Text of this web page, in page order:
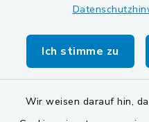
Ich stimme zu
Wir weisen darauf hin,
Markt Schwarzenfeld
Gemeinde Stulln